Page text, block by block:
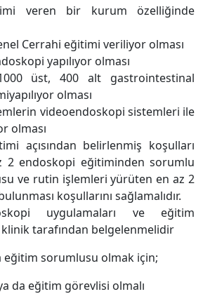
veren bir kurum özelliğinde
Cerrahi eğitimi veriliyor olması
yapılıyor olması
üst, 400 alt gastrointestinal
olması
videoendoskopi sistemleri ile
olması
açısından belirlenmiş koşulları
2 endoskopi eğitiminden sorumlu
ve rutin işlemleri yürüten en az 2
koşullarını sağlamalıdır.
uygulamaları ve eğitim
tarafından belgelenmelidir
eğitim sorumlusu olmak için;
da eğitim görevlisi olmalı